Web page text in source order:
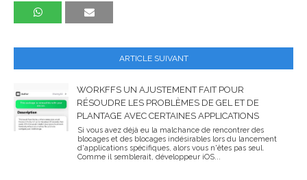
ARTICLE SUIVANT
WORKFFS UN AJUSTEMENT FAIT POUR
RÉSOUDRE LES PROBLÈMES DE GEL ET DE
PLANTAGE AVEC CERTAINES APPLICATIONS
Si vous avez déjà eu la malchance de rencontrer des
blocages et des blocages indésirables lors du lancement
d'applications spécifiques, alors vous n'êtes pas seul.
Comme il semblerait, développeur iOS...